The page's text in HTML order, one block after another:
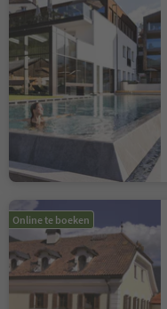
Online te boeken